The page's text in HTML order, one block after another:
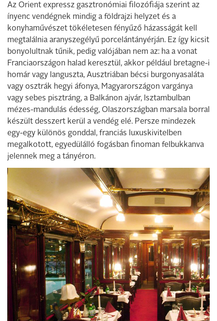
Az Orient expressz gasztronómiai filozófiája szerint az
ínyenc vendégnek mindig a földrajzi helyzet és a
konyhaművészet tökéletesen fényűző házasságát kell
megtalálnia aranyszegélyű porcelántányérján. Ez így kicsit
bonyolultnak tűnik, pedig valójában nem az: ha a vonat
Franciaországon halad keresztül, akkor például bretagne-i
homár vagy languszta, Ausztriában bécsi burgonyasaláta
vagy osztrák hegyi áfonya, Magyarországon vargánya
vagy sebes pisztráng, a Balkánon ajvár, Isztambulban
mézes-mandulás édesség, Olaszországban marsala borral
készült desszert kerül a vendég elé. Persze mindezek
egy-egy különös gonddal, franciás luxuskivitelben
megalkotott, egyedülálló fogásban finoman felbukkanva
jelennek meg a tányéron.